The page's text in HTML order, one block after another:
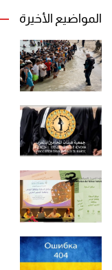
المواضيع الأخيرة